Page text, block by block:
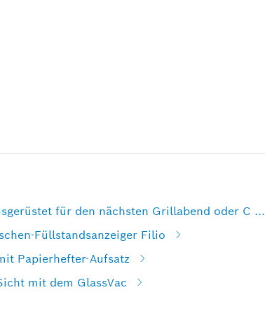
für den nächsten Grillabend oder C ...
Füllstandsanzeiger Filio
Papierhefter-Aufsatz
mit dem GlassVac